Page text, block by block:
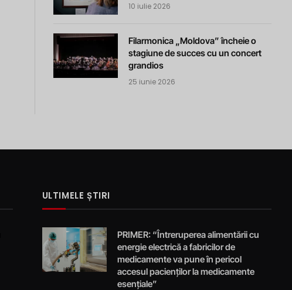
10 iulie 2026
Filarmonica „Moldova” încheie o
stagiune de succes cu un concert
grandios
25 iunie 2026
ULTIMELE ȘTIRI
PRIMER: “Întreruperea alimentării cu
energie electrică a fabricilor de
medicamente va pune în pericol
accesul pacienților la medicamente
esențiale”